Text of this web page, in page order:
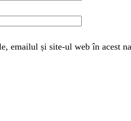
emailul și site-ul web în acest